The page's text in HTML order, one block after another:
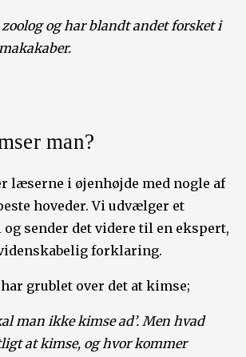
og har blandt andet forsket i
man?
læserne i øjenhøjde med nogle af
hoveder. Vi udvælger et
sender det videre til en ekspert,
forklaring.
grublet over det at kimse;
man ikke kimse ad’. Men hvad
at kimse, og hvor kommer